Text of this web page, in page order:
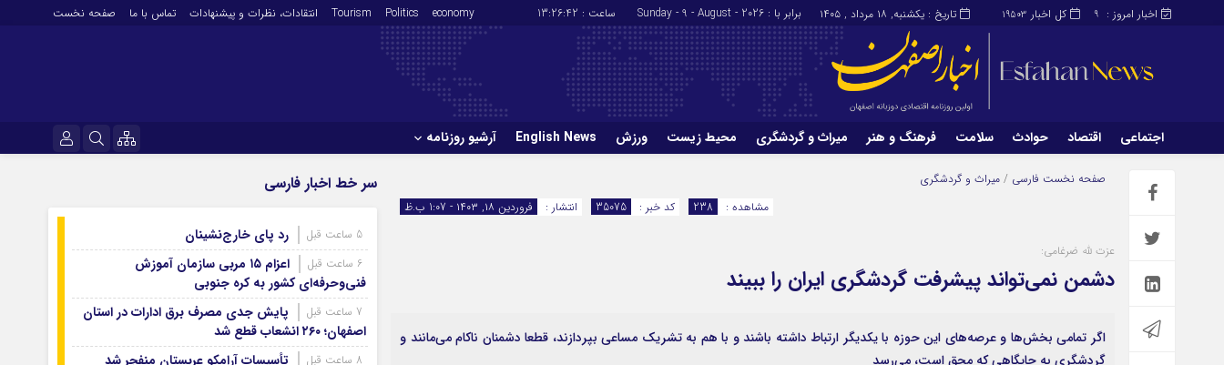
کل اخبار 19503 اخبار امروز : 9 تاریخ : یکشنبه, ۱۸ مرداد , ۱۴۰۵ برابر با : Sunday - 9 - August - 2026 ساعت : 13:26:43
economy
Politics
Tourism انتقادات‌، نظرات و پیشنهادات تماس با ما صفحه نخست
اجتماعی اقتصاد حوادث سلامت فرهنگ و هنر میراث و گردشگری محیط زیست ورزش English News آرشیو روزنامه
رمز عبور
مرا به خاطر بسپار
ورزش English News
آرشیو ۱۴۰۵
آرشیو ۱۴۰۴
آرشیو ۱۴۰۳
آرشیو ۱۴۰۲
آرشیو ۱۴۰۱
صفحه نخست فارسی / میراث و گردشگری
انتشار :
فروردین ۱۸, ۱۴۰۳ - 1:07 ب.ظ کد خبر : 35075 مشاهده : 238
عزت لله ضرغامی:
دشمن نمی‌تواند پیشرفت گردشگری ایران را ببیند
اگر تمامی بخش‌ها و عرصه‌های این حوزه با یکدیگر ارتباط داشته باشند و با هم به تشریک مساعی بپردازند، قطعا دشمنان ناکام می‌مانند و
گردشگری به جایگاهی که محق است، می‌رسد
سر خط اخبار فارسی
رد پای خارج‌نشینان
اعزام ۱۵ مربی سازمان آموزش
فنی‌وحرفه‌ای کشور به کره جنوبی
پایش جدی مصرف برق ادارات در استان
اصفهان؛ ۲۶۰ انشعاب قطع شد
تأسیسات آرامکو عربستان منفجر شد